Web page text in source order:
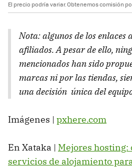
El precio podría variar. Obtenemos comisión
Nota: algunos de los enlaces
afiliados. A pesar de ello,
mencionados han sido
marcas ni por las tiendas,
una decisión única del
Imágenes | pxhere.com
En Xataka | Mejores hosting:
servicios de alojamiento